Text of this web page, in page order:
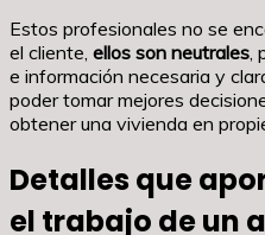
Estos profesionales no se
el cliente, ellos son neutrales,
e información necesaria y
poder tomar mejores
obtener una vivienda en
Detalles que
el trabajo de un